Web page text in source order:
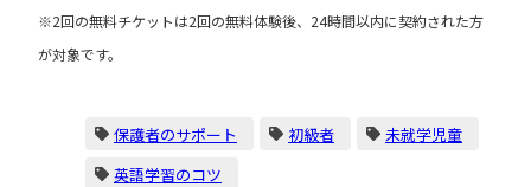
※2回の無料チケットは2回の無料体験後、24時間以内に契約された方
が対象です。
保護者のサポート 初級者
未就学児童
英語学習のコツ